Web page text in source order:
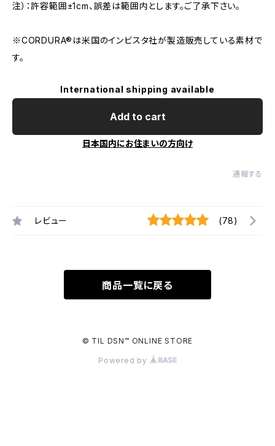
注）：許容範囲±1cm、誤差は範囲内とします。ご了承下さい。
※CORDURA®︎は米国のインビスタ社が製造販売している素材で
す。
International shipping available
Add to cart
日本国内にお住まいの方向け
通報する
レビュー (78)
商品一覧に戻る
© TIL DSN™️ ONLINE STORE
Powered by